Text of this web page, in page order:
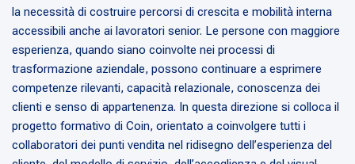
la necessità di costruire percorsi di crescita e mobilità interna
accessibili anche ai lavoratori senior. Le persone con maggiore
esperienza, quando siano coinvolte nei processi di
trasformazione aziendale, possono continuare a esprimere
competenze rilevanti, capacità relazionale, conoscenza dei
clienti e senso di appartenenza. In questa direzione si colloca il
progetto formativo di Coin, orientato a coinvolgere tutti i
collaboratori dei punti vendita nel ridisegno dell’esperienza del